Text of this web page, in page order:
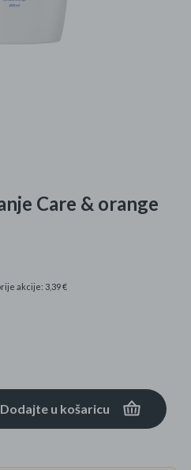
Care & orange
akcije: 3,39 €
Dodajte u košaricu